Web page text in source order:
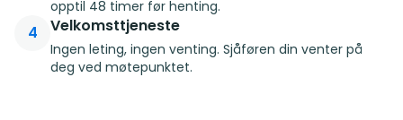
opptil 48 timer før henting.
4 Velkomsttjeneste
Ingen leting, ingen venting. Sjåføren din venter på
deg ved møtepunktet.